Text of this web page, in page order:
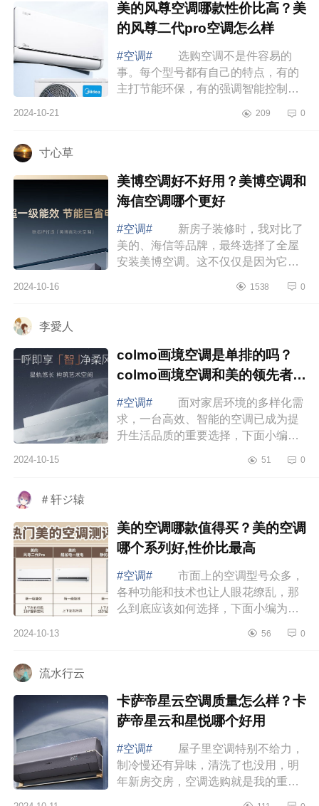
美的风尊空调哪款性价比高？美
的风尊二代pro空调怎么样
#空调#
选购空调不是件容易的
事。每个型号都有自己的特点，有的
主打节能环保，有的强调智能控制，
我们当然希望能买到既实惠又好用的
2024-10-21 209 0
寸心草
美博空调好不好用？美博空调和
海信空调哪个更好
#空调#
新房子装修时，我对比了
美的、海信等品牌，最终选择了全屋
安装美博空调。这不仅仅是因为它的
能效果以及外观设计都让我非常满
2024-10-16 1538 0
李愛人
colmo画境空调是单排的吗？
colmo画境空调和美的领先者哪
个好
#空调#
面对家居环境的多样化需
求，一台高效、智能的空调已成为提
升生活品质的重要选择，下面小编为
吗？colmo画境空调和美的领先者哪
2024-10-15 51 0
＃轩ジ辕
美的空调哪款值得买？美的空调
哪个系列好,性价比最高
#空调#
市面上的空调型号众多，
各种功能和技术也让人眼花缭乱，那
么到底应该如何选择，下面小编为大
空调哪个系列好,性价比最高 美的
2024-10-13 56 0
流水行云
卡萨帝星云空调质量怎么样？卡
萨帝星云和星悦哪个好用
#空调#
屋子里空调特别不给力，
制冷慢还有异味，清洗了也没用，明
年新房交房，空调选购就是我的重中